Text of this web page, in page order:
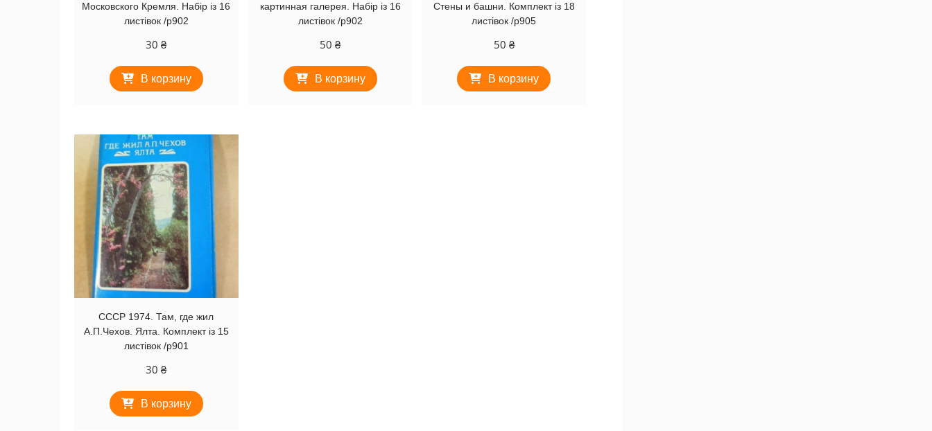
Московского Кремля. Набір із 16
листівок /р902
30₴
В корзину
картинная галерея. Набір із 16
листівок /р902
50 ₴
В корзину
Стены и башни. Комплект із 18
листівок /р905
50 ₴
В корзину
СССР 1974. Там, где жил
А.П.Чехов. Ялта. Комплект із 15
листівок /р901
30₴
В корзину